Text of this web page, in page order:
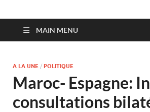
MAIN MENU
A LA UNE / POLITIQUE
Maroc- Espagne:
consultations